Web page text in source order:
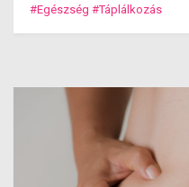
#Egészség #Táplálkozás